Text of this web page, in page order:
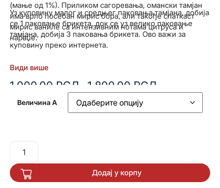
(мање од 1%). Приликом сагоревања, омански тамјан
има врло посебан мирис бора, али такође слаткаст
мирис ваниле са интензивним нотама цитруса и
нараџе.
Уз куповину малог и средњег паковања тамјана, добија
се 1 паковање брикета, док се уз велико паковање
тамјана, добија 3 паковања брикета. Ово важи за
куповину преко интернета.
Види више
1.000,00 РСД 1.800,00 РСД
Величина А
Додај у корпу